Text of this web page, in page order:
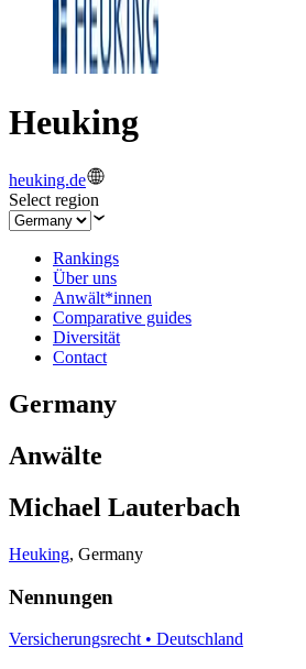
Heuking
heuking.de
Select region
Rankings
Über uns
Anwält*innen
Comparative guides
Diversität
Contact
Germany
Anwälte
Michael Lauterbach
Heuking, Germany
Nennungen
Versicherungsrecht • Deutschland